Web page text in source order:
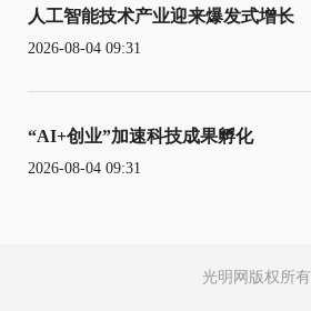
人工智能技术产业迎来爆发式增长
2026-08-04 09:31
“AI+创业”加速科技成果孵化
2026-08-04 09:31
光明网版权所有